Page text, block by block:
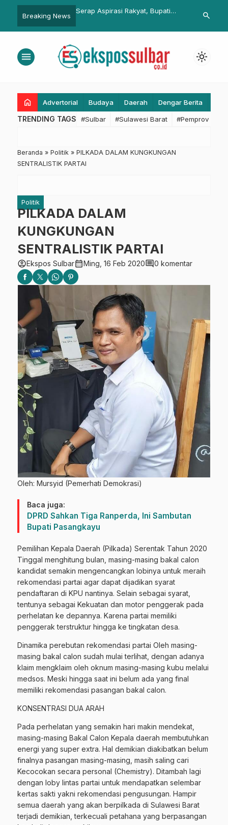
Breaking News
Massifkan Kunjungan
Rujab Resmi Ditempati, Gubernur
Keterbukaan bagi Masyarakat
Hadiri Dzikir
Pentingnya
search
menu light_mode
home Advertorial Budaya Daerah Dengar Berita
TRENDING TAGS #Sulbar #Sulawesi Barat #Pemprov
Beranda » Politik » PILKADA DALAM KUNGKUNGAN
SENTRALISTIK PARTAI
Politik
PILKADA DALAM
KUNGKUNGAN
SENTRALISTIK PARTAI
account_circleEkspos Sulbarcalendar_monthMing, 16 Feb 2020comment0 komentar
Oleh: Mursyid (Pemerhati Demokrasi)
Baca juga:
DPRD Sahkan Tiga Ranperda, Ini Sambutan
Bupati Pasangkayu
Pemilihan Kepala Daerah (Pilkada) Serentak Tahun 2020
Tinggal menghitung bulan, masing-masing bakal calon
kandidat semakin mengencangkan lobinya untuk meraih
rekomendasi partai agar dapat dijadikan syarat
pendaftaran di KPU nantinya. Selain sebagai syarat,
tentunya sebagai Kekuatan dan motor penggerak pada
perhelatan ke depannya. Karena partai memiliki
penggerak terstruktur hingga ke tingkatan desa.
Dinamika perebutan rekomendasi partai Oleh masing-
masing bakal calon sudah mulai terlihat, dengan adanya
klaim mengklaim oleh oknum masing-masing kubu melalui
medsos. Meski hingga saat ini belum ada yang final
memiliki rekomendasi pasangan bakal calon.
KONSENTRASI DUA ARAH
Pada perhelatan yang semakin hari makin mendekat,
masing-masing Bakal Calon Kepala daerah membutuhkan
energi yang super extra. Hal demikian diakibatkan belum
finalnya pasangan masing-masing, masih saling cari
Kecocokan secara personal (Chemistry). Ditambah lagi
dengan loby lintas partai untuk mendapatkan selembar
kertas sakti yakni rekomendasi pengusungan. Hampir
semua daerah yang akan berpilkada di Sulawesi Barat
terjadi demikian, terkecuali petahana yang berpasangan